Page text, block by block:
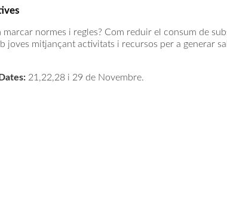
normes i regles? Com reduir el consum de
joves mitjançant activitats i recursos per a generar
Dates: 21,22,28 i 29 de Novembre.